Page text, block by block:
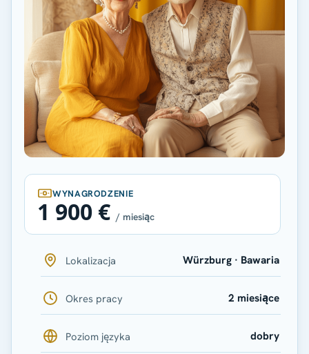
WYNAGRODZENIE
1 900 € / miesiąc
Lokalizacja Würzburg · Bawaria
Okres pracy 2 miesiące
Poziom języka dobry